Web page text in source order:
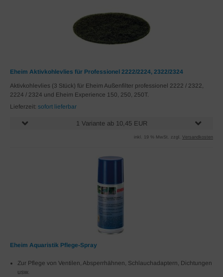
Eheim Aktivkohlevlies für Professionel 2222/2224, 2322/2324
Aktivkohlevlies (3 Stück) für Eheim Außenfilter professionel 2222 / 2322,
2224 / 2324 und Eheim Experience 150, 250, 250T.
Lieferzeit: sofort lieferbar
1 Variante ab 10,45 EUR
inkl. 19 % MwSt. zzgl. Versandkosten
Eheim Aquaristik Pflege-Spray
Zur Pflege von Ventilen, Absperrhähnen, Schlauchadaptern, Dichtungen
usw.